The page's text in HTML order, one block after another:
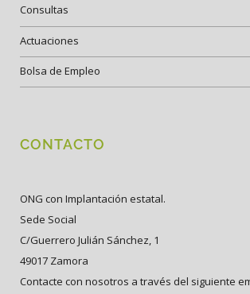
Consultas
Actuaciones
Bolsa de Empleo
CONTACTO
ONG con Implantación estatal.
Sede Social
C/Guerrero Julián Sánchez, 1
49017 Zamora
Contacte con nosotros a través del siguiente